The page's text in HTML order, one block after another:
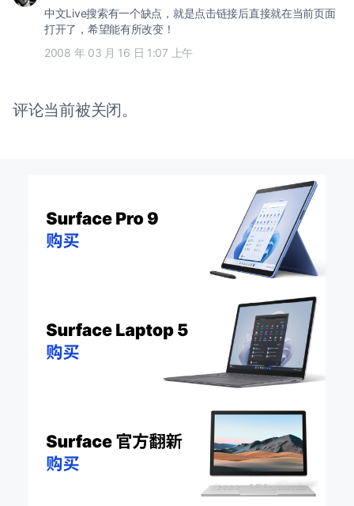
中文Live搜索有一个缺点，就是点击链接后直接就在当前页面
打开了，希望能有所改变！
2008 年 03 月 16 日 1:07 上午
评论当前被关闭。